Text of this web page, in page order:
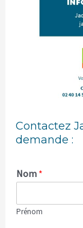
Contactez
demande :
Nom *
Prénom